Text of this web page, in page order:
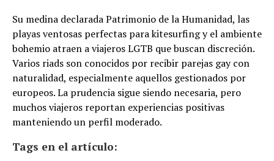
Su medina declarada Patrimonio de la Humanidad, las
playas ventosas perfectas para kitesurfing y el ambiente
bohemio atraen a viajeros LGTB que buscan discreción.
Varios riads son conocidos por recibir parejas gay con
naturalidad, especialmente aquellos gestionados por
europeos. La prudencia sigue siendo necesaria, pero
muchos viajeros reportan experiencias positivas
manteniendo un perfil moderado.
Tags en el artículo: